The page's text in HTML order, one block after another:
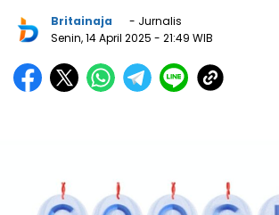
Britainaja
- Jurnalis
Senin, 14 April 2025 - 21:49 WIB